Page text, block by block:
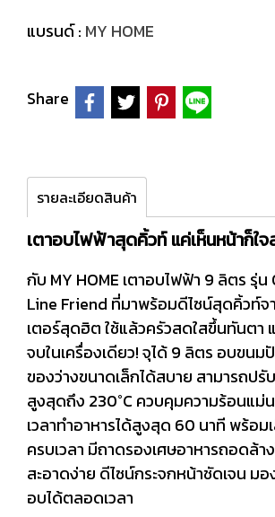
แบรนด์ : MY HOME
Share
รายละเอียดสินค้า
เตาอบไฟฟ้าสุดคิ้วท์ แค่เห็นหน้าก็ใจ
กับ MY HOME เตาอบไฟฟ้า 9 ลิตร รุ่
Line Friend ที่มาพร้อมดีไซน์สุดคิ้วท์จ
เตอร์สุดฮิต ใช้แล้วครัวสดใสขึ้นทันตา
จบในเครื่องเดียว! จุได้ 9 ลิตร อบขนม
ของว่างขนาดเล็กได้สบาย สามารถป
สูงสุดถึง 230°C ควบคุมความร้อนแม่
เวลาทำอาหารได้สูงสุด 60 นาที พร้อม
ครบเวลา มีถาดรองเศษอาหารถอดล้า
สะอาดง่าย ดีไซน์กระจกหน้าชัดเจน ม
อบได้ตลอดเวลา